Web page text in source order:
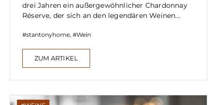
drei Jahren ein außergewöhnlicher Chardonnay
Réserve, der sich an den legendären Weinen...
stantonyhome, Wein
ZUM ARTIKEL